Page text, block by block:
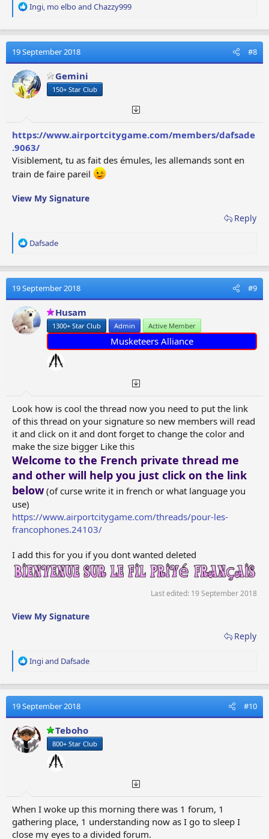
R
a
t
i
o
n
s
Ingi, mo elboand Chazzy999
19 September 2018 #8
Gemini
150+ Star Club
https://www.airportcitygame.com/members/dafsade
.9063/
Visiblement, tu as fait des émules, les allemands sont en
train de faire pareil
View My Signature
Reply
R
a
t
i
o
n
s
Dafsade
19 September 2018 #9
Husam
1300+ Star Club Admin Active Member
Musketeers Alliance
Look how is cool the thread now you need to put the link
of this thread on your signature so new members will read
it and click on it and dont forget to change the color and
make the size bigger Like this
Welcome to the French private thread me
and other will help you just click on the link
below (of curse write it in french or what language you
use)
https://www.airportcitygame.com/threads/pour-les-
francophones.24103/
I add this for you if you dont wanted deleted
Last edited: 19 September 2018
View My Signature
Reply
R
a
t
i
o
n
s
Ingiand Dafsade
19 September 2018 #10
Teboho
800+ Star Club
When I woke up this morning there was 1 forum, 1
gathering place, 1 understanding now as I go to sleep I
close my eyes to a divided forum.